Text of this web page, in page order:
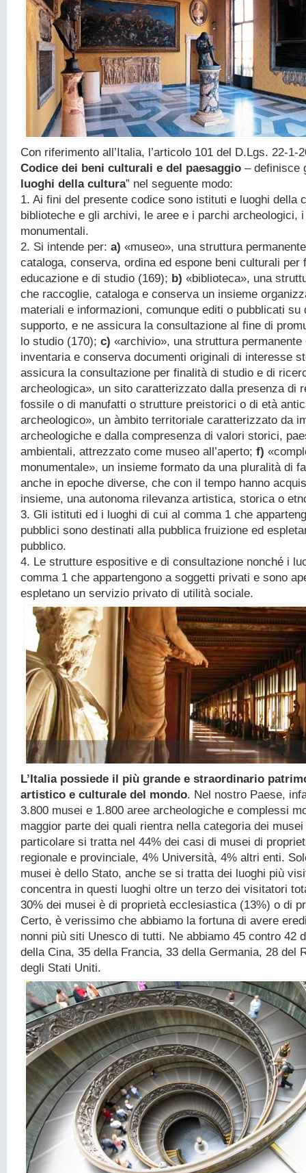
Con riferimento all’Italia, l’articolo 101 del D.Lgs. 22-1-
Codice dei beni culturali e del paesaggio – definisce
luoghi della cultura” nel seguente modo:
1. Ai fini del presente codice sono istituti e luoghi della
biblioteche e gli archivi, le aree e i parchi archeologici,
monumentali.
2. Si intende per: a) «museo», una struttura
cataloga, conserva, ordina ed espone beni culturali per
educazione e di studio (169); b) «biblioteca», una
che raccoglie, cataloga e conserva un insieme
materiali e informazioni, comunque editi o pubblicati su
supporto, e ne assicura la consultazione al fine di
lo studio (170); c) «archivio», una struttura
inventaria e conserva documenti originali di interesse
assicura la consultazione per finalità di studio e di
archeologica», un sito caratterizzato dalla presenza di
fossile o di manufatti o strutture preistorici o di età
archeologico», un àmbito territoriale caratterizzato da
archeologiche e dalla compresenza di valori storici,
ambientali, attrezzato come museo all’aperto; f)
monumentale», un insieme formato da una pluralità di
anche in epoche diverse, che con il tempo hanno
insieme, una autonoma rilevanza artistica, storica o
3. Gli istituti ed i luoghi di cui al comma 1 che
pubblici sono destinati alla pubblica fruizione ed
pubblico.
4. Le strutture espositive e di consultazione nonché i
comma 1 che appartengono a soggetti privati e sono
espletano un servizio privato di utilità sociale.
L’Italia possiede il più grande e straordinario
artistico e culturale del mondo. Nel nostro Paese,
3.800 musei e 1.800 aree archeologiche e complessi
maggior parte dei quali rientra nella categoria dei
particolare si tratta nel 44% dei casi di musei di
regionale e provinciale, 4% Università, 4% altri enti.
musei è dello Stato, anche se si tratta dei luoghi più
concentra in questi luoghi oltre un terzo dei visitatori
30% dei musei è di proprietà ecclesiastica (13%) o di
Certo, è verissimo che abbiamo la fortuna di avere
nonni più siti Unesco di tutti. Ne abbiamo 45 contro 42
della Cina, 35 della Francia, 33 della Germania, 28 del
degli Stati Uniti.